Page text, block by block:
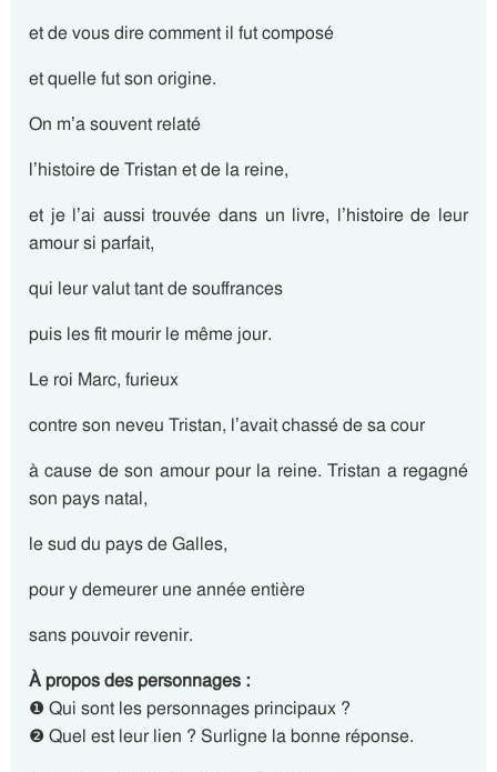
et de vous dire comment il fut composé
et quelle fut son origine.
On m’a souvent relaté
l’histoire de Tristan et de la reine,
et je l’ai aussi trouvée dans un livre, l’histoire de leur
amour si parfait,
qui leur valut tant de souffrances
puis les fit mourir le même jour.
Le roi Marc, furieux
contre son neveu Tristan, l’avait chassé de sa cour
à cause de son amour pour la reine. Tristan a regagné
son pays natal,
le sud du pays de Galles,
pour y demeurer une année entière
sans pouvoir revenir.
À propos des personnages :
❶ Qui sont les personnages principaux ?
❷ Quel est leur lien ? Surligne la bonne réponse.